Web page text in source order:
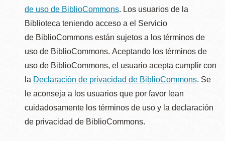
de uso de BiblioCommons. Los usuarios de la
Biblioteca teniendo acceso a el Servicio
de BiblioCommons están sujetos a los términos de
uso de BiblioCommons. Aceptando los términos de
uso de BiblioCommons, el usuario acepta cumplir con
la Declaración de privacidad de BiblioCommons. Se
le aconseja a los usuarios que por favor lean
cuidadosamente los términos de uso y la declaración
de privacidad de BiblioCommons.